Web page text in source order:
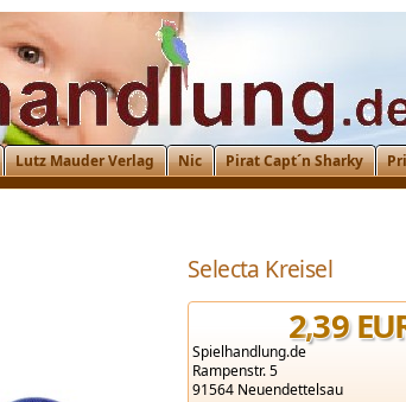
Lutz Mauder Verlag Nic Pirat Capt´n Sharky
Selecta Kreisel
2,39
Spielhandlung.de
Rampenstr. 5
91564 Neuendettelsau